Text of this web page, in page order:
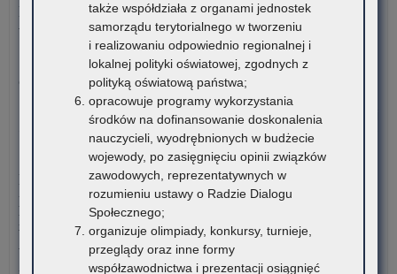
Materiały dotyczące nowych podstaw programowych
wprowadzanych w związku z Reformą Kompas Jutra
Instytut Badań Edukacyjnych-Państwowy Instytut Badawczy
oraz Ośrodek Rozwoju Edukacji zapraszają…
Czytaj więcej
4 sierpnia 2026
Komunikat Małopolskiego Kuratora Oświaty w sprawie
przekazywania informacji o liczbie wolnych miejsc w
publicznych liceach ogólnokształcących, technikach,
branżowych szkołach I stopnia, szkołach policealnych,
branżowych szkołach II stopnia, publicznych szkołach
także współdziała z organami jednostek
samorządu terytorialnego w tworzeniu
i realizowaniu odpowiednio regionalnej i
lokalnej polityki oświatowej, zgodnych z
polityką oświatową państwa;
opracowuje programy wykorzystania
środków na dofinansowanie doskonalenia
nauczycieli, wyodrębnionych w budżecie
wojewody, po zasięgnięciu opinii związków
zawodowych, reprezentatywnych w
rozumieniu ustawy o Radzie Dialogu
Społecznego;
organizuje olimpiady, konkursy, turnieje,
przeglądy oraz inne formy
współzawodnictwa i prezentacji osiągnięć